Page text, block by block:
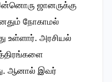
ஜானருக்கு
நோகாமல்
உள்ளார். அரசியல்
ஆனால் இவர்